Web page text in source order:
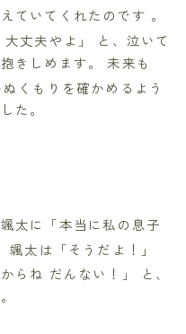
ていてくれたのです 。
丈夫やよ」
と、泣いて
きしめます。 未来も
くもりを確かめるよう
た。
太に「本当に私の息子
太は「そうだよ！」
らね だんない！」
と、